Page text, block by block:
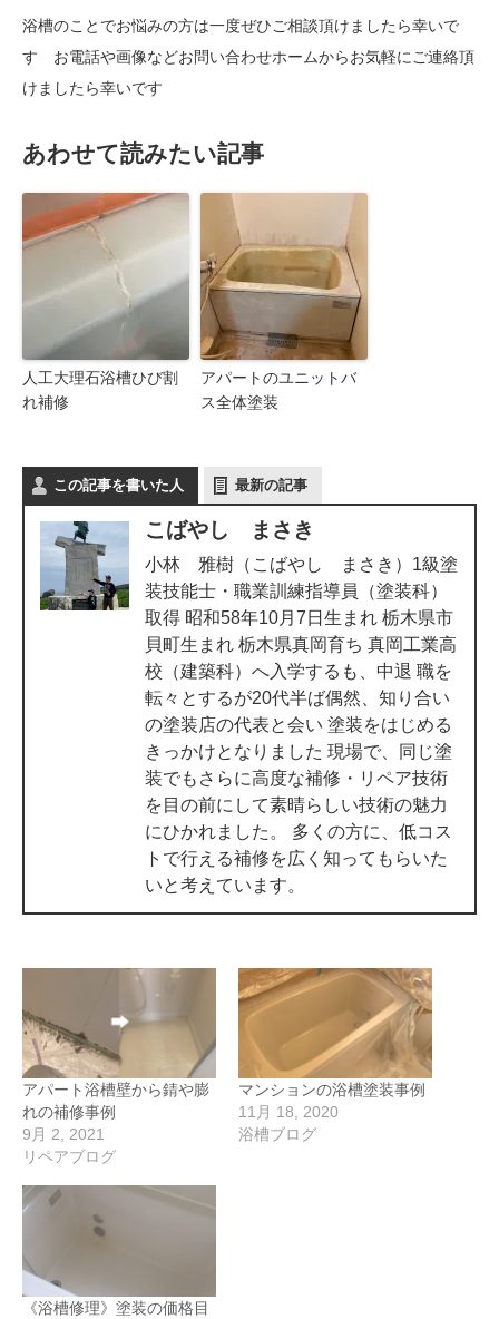
浴槽のことでお悩みの方は一度ぜひご相談頂けましたら幸いで
す お電話や画像などお問い合わせホームからお気軽にご連絡頂
けましたら幸いです
あわせて読みたい記事
人工大理石浴槽ひび割
れ補修
アパートのユニットバ
ス全体塗装
この記事を書いた人 最新の記事
こばやし まさき
小林 雅樹（こばやし まさき）1級塗
装技能士・職業訓練指導員（塗装科）
取得 昭和58年10月7日生まれ 栃木県市
貝町生まれ 栃木県真岡育ち 真岡工業高
校（建築科）へ入学するも、中退 職を
転々とするが20代半ば偶然、知り合い
の塗装店の代表と会い 塗装をはじめる
きっかけとなりました 現場で、同じ塗
装でもさらに高度な補修・リペア技術
を目の前にして素晴らしい技術の魅力
にひかれました。 多くの方に、低コス
トで行える補修を広く知ってもらいた
いと考えています。
アパート浴槽壁から錆や膨
れの補修事例
9月 2, 2021
リペアブログ
マンションの浴槽塗装事例
11月 18, 2020
浴槽ブログ
《浴槽修理》塗装の価格目